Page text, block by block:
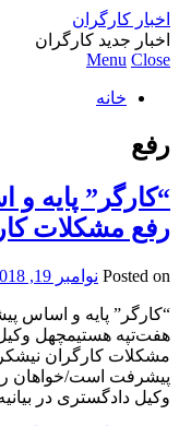
اخبار کارگران
اخبار جدید کارگران
Menu Close
خانه
رفع
“کارگر” پایه
رفع مشکلات
Posted on نوامبر 19, 2018
“کارگر” پایه و اساس
هفت‌تپه هستیمچهل
مشکلات کارگران
پیشرفت است/خواهان
وکیل دادگستری در